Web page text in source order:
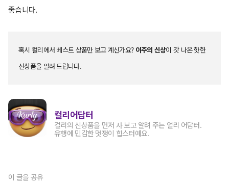
좋습니다.
혹시 컬리에서 베스트 상품만 보고 계신가요? 이주의 신상이 갓 나온 핫한
신상품을 알려 드립니다.
컬리어답터
컬리의 신상품을 먼저 사 보고 알려 주는 얼리 어답터.
유행에 민감한 멋쟁이 힙스터예요.
이 글을 공유